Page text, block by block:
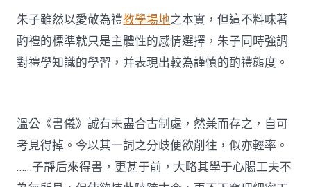
朱子雖然以愛敬為禮教學場地之本實，但這不料味著
酌禮的標準就只是主體性的感情選擇，朱子同時強調
對禮學知識的學習，并表現出較為謹慎的酌禮態度。
溫公《書儀》誠有未盡合古制處，然兼而存之，自可
考見得掉。今以其一詞之分歧便欲削往，似亦輕率。
……子靜后來得書，更甚于前，大略其學于心腸工夫不